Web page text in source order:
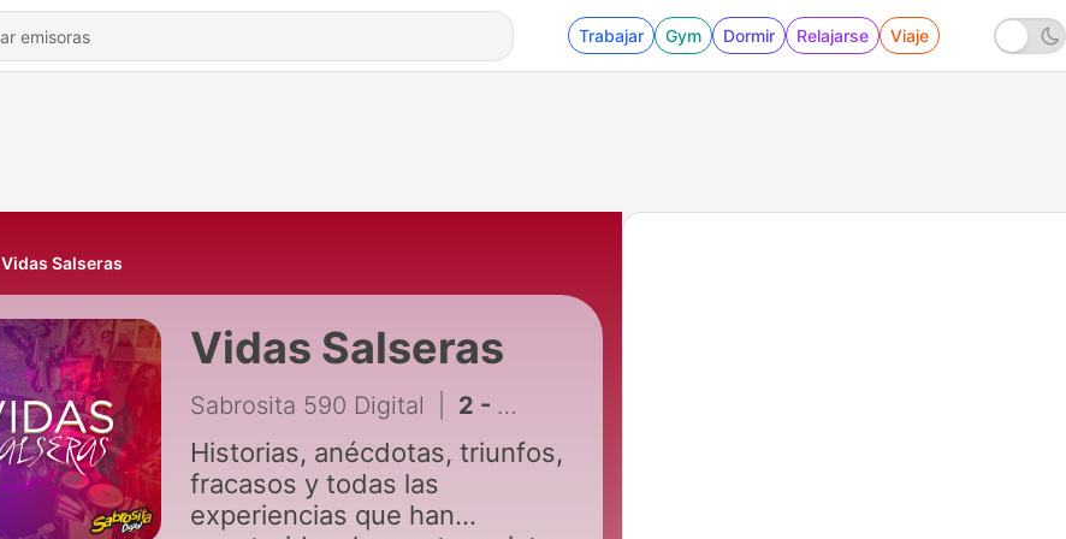
Trabajar Gym Dormir Relajarse Viaje
Vidas Salseras
Vidas Salseras
Sabrosita 590 Digital 2 - De Iztapalapa para el mundo: El largo camino al éxito de Los Ángeles Azules
Historias, anécdotas, triunfos,
fracasos y todas las
experiencias que han